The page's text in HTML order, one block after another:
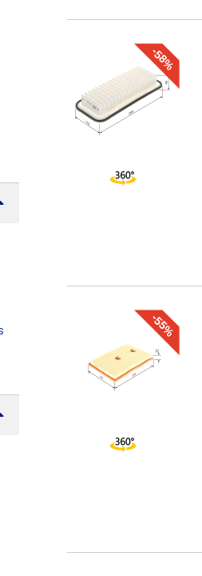
-58%
-55%